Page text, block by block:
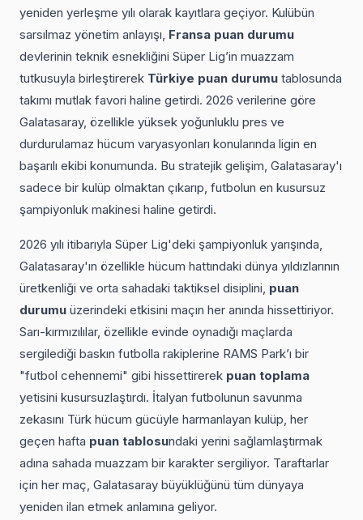
yeniden yerleşme yılı olarak kayıtlara geçiyor. Kulübün
sarsılmaz yönetim anlayışı, Fransa puan durumu
devlerinin teknik esnekliğini Süper Lig’in muazzam
tutkusuyla birleştirerek Türkiye puan durumu tablosunda
takımı mutlak favori haline getirdi. 2026 verilerine göre
Galatasaray, özellikle yüksek yoğunluklu pres ve
durdurulamaz hücum varyasyonları konularında ligin en
başarılı ekibi konumunda. Bu stratejik gelişim, Galatasaray'ı
sadece bir kulüp olmaktan çıkarıp, futbolun en kusursuz
şampiyonluk makinesi haline getirdi.
2026 yılı itibarıyla Süper Lig'deki şampiyonluk yarışında,
Galatasaray'ın özellikle hücum hattındaki dünya yıldızlarının
üretkenliği ve orta sahadaki taktiksel disiplini, puan
durumu üzerindeki etkisini maçın her anında hissettiriyor.
Sarı-kırmızılılar, özellikle evinde oynadığı maçlarda
sergilediği baskın futbolla rakiplerine RAMS Park’ı bir
"futbol cehennemi" gibi hissettirerek puan toplama
yetisini kusursuzlaştırdı. İtalyan futbolunun savunma
zekasını Türk hücum gücüyle harmanlayan kulüp, her
geçen hafta puan tablosundaki yerini sağlamlaştırmak
adına sahada muazzam bir karakter sergiliyor. Taraftarlar
için her maç, Galatasaray büyüklüğünü tüm dünyaya
yeniden ilan etmek anlamına geliyor.